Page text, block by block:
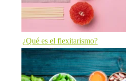
¿Qué es el flexitarismo?